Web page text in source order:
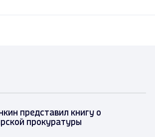
представил книгу о
прокуратуры